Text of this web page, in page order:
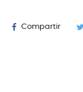
Compartir